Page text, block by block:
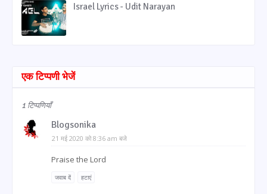
Israel Lyrics - Udit Narayan
एक टिप्पणी भेजें
1 टिप्पणियाँ
Blogsonika
21 मई 2020 को 8:36 am बजे
Praise the Lord
जवाब दें हटाएं